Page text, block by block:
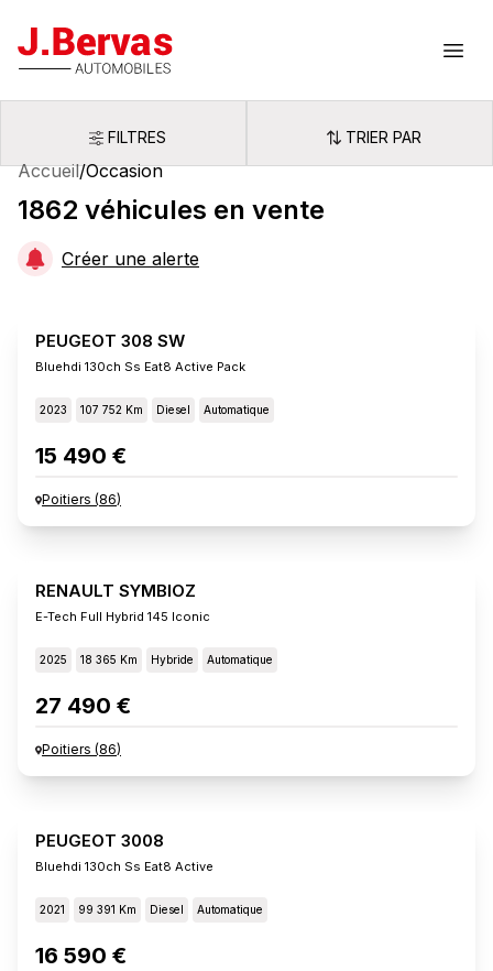
J.Bervas
Filtres
FILTRES Trier par
TRIER PAR
Accueil/Occasion
1862 véhicules en vente
Créer une alerte
PEUGEOT 308 SW
Bluehdi 130ch Ss Eat8 Active Pack
2023 107 752 Km Diesel Automatique
15 490 €
Poitiers (86)
RENAULT SYMBIOZ
E-Tech Full Hybrid 145 Iconic
2025 18 365 Km Hybride Automatique
27 490 €
Poitiers (86)
PEUGEOT 3008
Bluehdi 130ch Ss Eat8 Active
2021 99 391 Km Diesel Automatique
16 590 €